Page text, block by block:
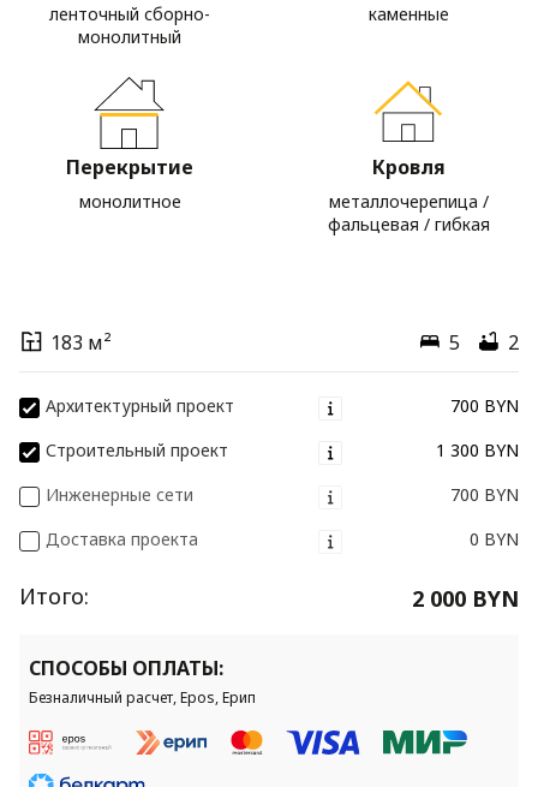
ленточный сборно-
монолитный
каменные
Перекрытие
монолитное
Кровля
металлочерепица /
фальцевая / гибкая
183 м² 5 2
Архитектурный проект
700 BYN
Строительный проект
1 300 BYN
Инженерные сети
700 BYN
Доставка проекта
0 BYN
Итого: 2 000 BYN
СПОСОБЫ ОПЛАТЫ:
Безналичный расчет, Epos, Ерип